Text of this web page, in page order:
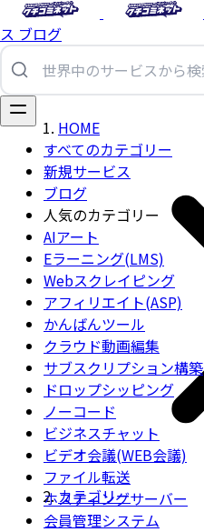
ス ブログ
すべてのカテゴリー
新規サービス
ブログ
人気のカテゴリー
AIアート
Eラーニング(LMS)
Webスクレイピング
アフィリエイト(ASP)
かんばんツール
クラウド動画編集
サブスクリプション構築
ドロップシッピング
ノーコード
ビジネスチャット
ビデオ会議(WEB会議)
ファイル転送
ホスティングサーバー
会員管理システム
HOME
カテゴリー